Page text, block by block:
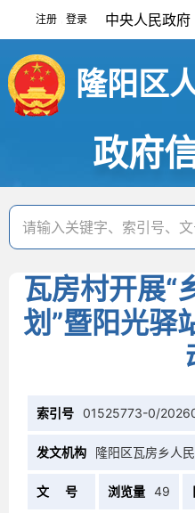
注册 登录 中央人民政府
隆阳区
政府
瓦房村开展“
划”暨阳光驿
索引号 01525773-0/
发文机构 隆阳区瓦房乡人
文 号 浏览量 49